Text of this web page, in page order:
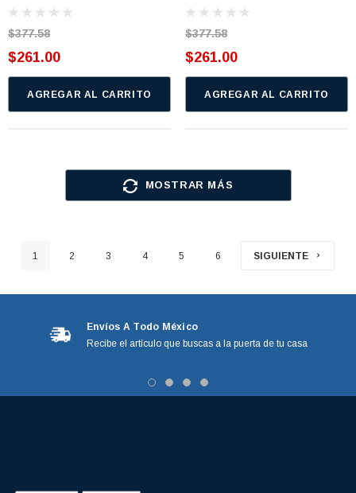
(VITA012)
$377.58
$261.00
AGREGAR AL CARRITO
(VITA011)
$377.58
$261.00
AGREGAR AL CARRITO
MOSTRAR MÁS
1 2 3 4 5 6 SIGUIENTE
Envíos A Todo México
Recibe el artículo que buscas a la puerta de tu casa